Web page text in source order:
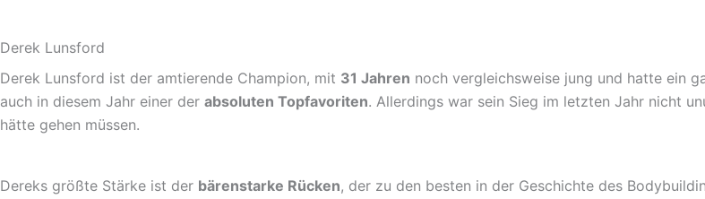
Derek Lunsford
Derek Lunsford ist der amtierende Champion, mit 31 Jahren noch vergleichsweise jung und hatte ein
auch in diesem Jahr einer der absoluten Topfavoriten. Allerdings war sein Sieg im letzten Jahr nicht
hätte gehen müssen.
Dereks größte Stärke ist der bärenstarke Rücken, der zu den besten in der Geschichte des